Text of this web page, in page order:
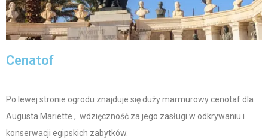
Cenatof
Po lewej stronie ogrodu znajduje się duży marmurowy cenotaf dla
Augusta Mariette , wdzięczność za jego zasługi w odkrywaniu i
konserwacji egipskich zabytków.